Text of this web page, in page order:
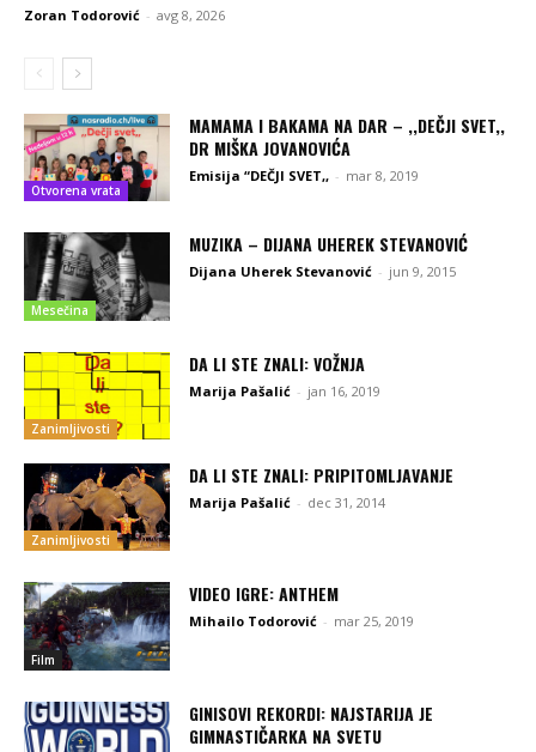
Zoran Todorović - avg 8, 2026
Otvorena vrata
MAMAMA I BAKAMA NA DAR – ,,DEČJI SVET,,
DR MIŠKA JOVANOVIĆA
Emisija “DEČJI SVET,, - mar 8, 2019
Mesečina
MUZIKA – DIJANA UHEREK STEVANOVIĆ
Dijana Uherek Stevanović - jun 9, 2015
Zanimljivosti
DA LI STE ZNALI: VOŽNJA
Marija Pašalić - jan 16, 2019
Zanimljivosti
DA LI STE ZNALI: PRIPITOMLJAVANJE
Marija Pašalić - dec 31, 2014
Film
VIDEO IGRE: ANTHEM
Mihailo Todorović - mar 25, 2019
GINISOVI REKORDI: NAJSTARIJA JE
GIMNASTIČARKA NA SVETU